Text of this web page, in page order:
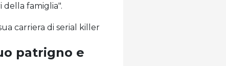
della famiglia".
carriera di serial killer
patrigno e